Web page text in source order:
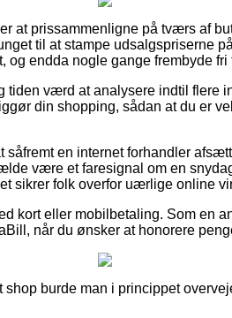
at prissammenligne på tværs af
til at stampe udsalgspriserne
og endda nogle gange frembyde fri
tiden værd at analysere indtil flere
din shopping, sådan at du er
såfremt en internet forhandler
være et faresignal om en
sikrer folk overfor uærlige online
kort eller mobilbetaling. Som en
når du ønsker at honorere
burde man i princippet